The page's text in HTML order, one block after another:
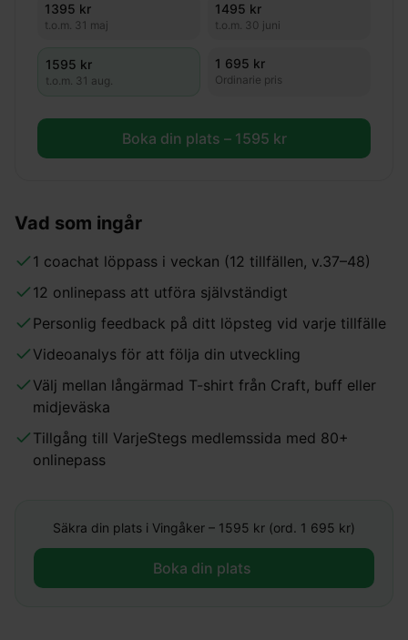
1395 kr
t.o.m. 31 maj
1495 kr
t.o.m. 30 juni
1595 kr
t.o.m. 31 aug.
1 695 kr
Ordinarie pris
Boka din plats – 1595 kr
Vad som ingår
1 coachat löppass i veckan (12 tillfällen, v.37–48)
12 onlinepass att utföra självständigt
Personlig feedback på ditt löpsteg vid varje tillfälle
Videoanalys för att följa din utveckling
Välj mellan långärmad T-shirt från Craft, buff eller
midjeväska
Tillgång till VarjeStegs medlemssida med 80+
onlinepass
Säkra din plats i Vingåker – 1595 kr (ord. 1 695 kr)
Boka din plats ​